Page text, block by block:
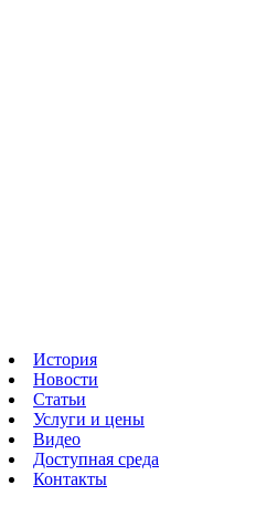
История
Новости
Статьи
Услуги и цены
Видео
Доступная среда
Контакты